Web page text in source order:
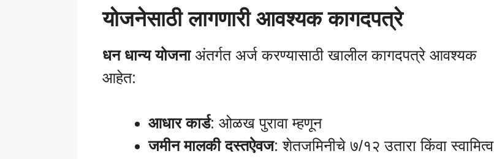
योजनेसाठी लागणारी आवश्यक कागदपत्रे
धन धान्य योजनाअंतर्गत अर्ज करण्यासाठी खालील कागदपत्रे आवश्यक
आहेत:
आधार कार्ड: ओळख पुरावा म्हणून
जमीन मालकी दस्तऐवज: शेतजमिनीचे ७/१२ उतारा किंवा स्वामित्व